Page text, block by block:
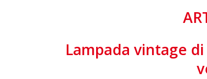
Lampada vintage